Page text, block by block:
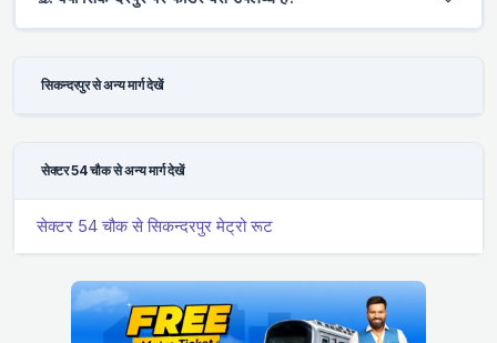
सिकन्दरपुर से अन्य मार्ग देखें
सेक्टर 54 चौक से अन्य मार्ग देखें
सेक्टर 54 चौक से सिकन्दरपुर मेट्रो रूट